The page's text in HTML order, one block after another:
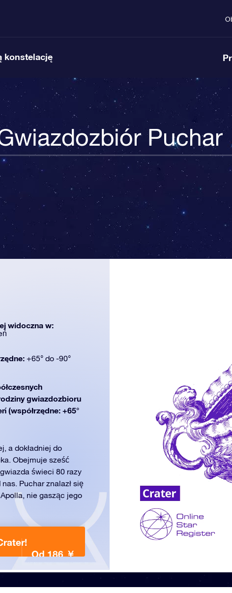
konstelację
Puchar
widoczna w:
+65° do -90°
gwiazdozbioru
(współrzędne: +65°
a dokładniej do
Obejmuje sześć
świeci 80 razy
Puchar znalazł się
nie gasząc jego
Od 186 ￥